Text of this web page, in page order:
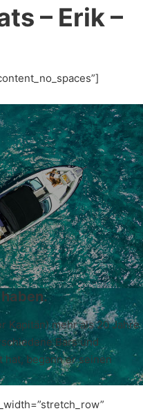
– Erik –
Kapitän) mehr als 20 Jahre
Bars und
hat, begann er seinen